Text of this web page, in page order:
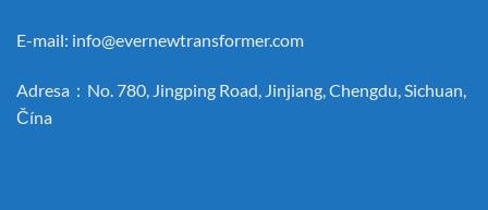
E-mail: info@evernewtransformer.com
Adresa：No. 780, Jingping Road, Jinjiang, Chengdu, Sichuan,
Čína